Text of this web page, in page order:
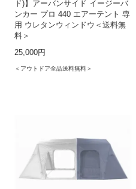
ド)】アーバンサイド イージーバ
ンカー プロ 440 エアーテント 専
用 ウレタンウィンドウ＜送料無
料＞
25,000円
＜アウトドア全品送料無料＞